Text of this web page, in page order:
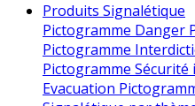
Produits Signalétique
Pictogramme Danger
Pictogramme
Pictogramme Sécurité
Evacuation